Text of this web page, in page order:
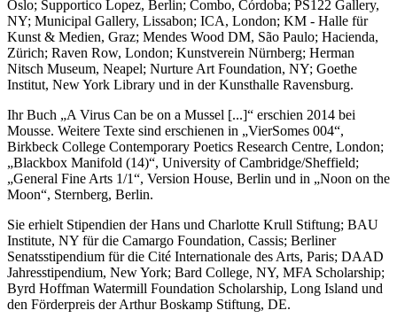
Oslo; Supportico Lopez, Berlin; Combo, Córdoba; PS122 Gallery,
NY; Municipal Gallery, Lissabon; ICA, London; KM - Halle für
Kunst & Medien, Graz; Mendes Wood DM, São Paulo; Hacienda,
Zürich; Raven Row, London; Kunstverein Nürnberg; Herman
Nitsch Museum, Neapel; Nurture Art Foundation, NY; Goethe
Institut, New York Library und in der Kunsthalle Ravensburg.
Ihr Buch „A Virus Can be on a Mussel [...]“ erschien 2014 bei
Mousse. Weitere Texte sind erschienen in „VierSomes 004“,
Birkbeck College Contemporary Poetics Research Centre, London;
„Blackbox Manifold (14)“, University of Cambridge/Sheffield;
„General Fine Arts 1/1“, Version House, Berlin und in „Noon on the
Moon“, Sternberg, Berlin.
Sie erhielt Stipendien der Hans und Charlotte Krull Stiftung; BAU
Institute, NY für die Camargo Foundation, Cassis; Berliner
Senatsstipendium für die Cité Internationale des Arts, Paris; DAAD
Jahresstipendium, New York; Bard College, NY, MFA Scholarship;
Byrd Hoffman Watermill Foundation Scholarship, Long Island und
den Förderpreis der Arthur Boskamp Stiftung, DE.